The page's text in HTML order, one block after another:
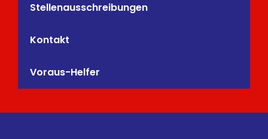
Stellenausschreibungen
Kontakt
Voraus-Helfer